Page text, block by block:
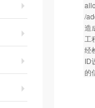
/
造
工
经
ID
的